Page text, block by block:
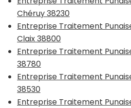
Chéruy 38230
Entreprise Traitement
Claix 38800
Entreprise Traitement
38780
Entreprise Traitement
38530
Entreprise Traitement